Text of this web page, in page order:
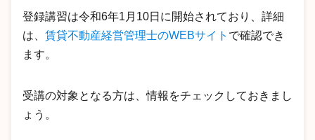
登録講習は令和6年1月10日に開始されており、詳細
は、 賃貸不動産経営管理士のWEBサイト で確認でき
ます。
受講の対象となる方は、情報をチェックしておきまし
ょう。